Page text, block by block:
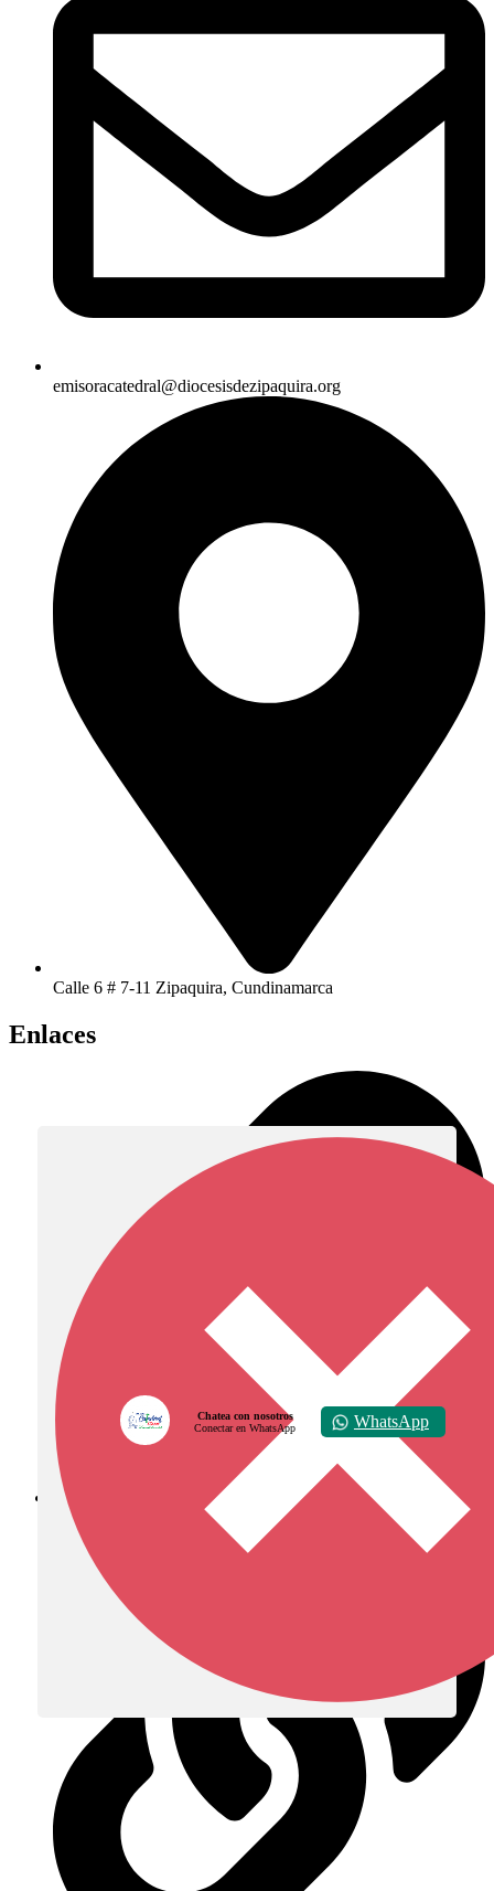
emisoracatedral@diocesisdezipaquira.org
Calle 6 # 7-11 Zipaquira, Cundinamarca
Enlaces
Diócesis de Zipaquirá
Chatea con nosotros
Conectar en WhatsApp
WhatsApp